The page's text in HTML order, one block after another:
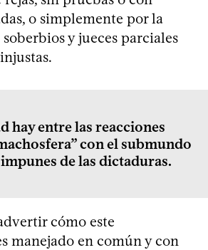
o simplemente por la
soberbios y jueces parciales
hay entre las reacciones
con el submundo
de las dictaduras.
cómo este
manejado en común y con